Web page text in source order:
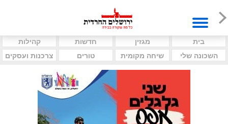
בית מגזין חדשות
קהילות
השכונה שלי
שיחה מקומית טורים צרכנות ועסקים